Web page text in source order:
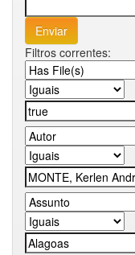
Filtros correntes: